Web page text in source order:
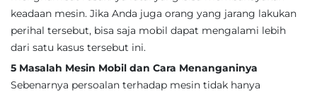
keadaan mesin. Jika Anda juga orang yang jarang lakukan
perihal tersebut, bisa saja mobil dapat mengalami lebih
dari satu kasus tersebut ini.
5 Masalah Mesin Mobil dan Cara Menanganinya
Sebenarnya persoalan terhadap mesin tidak hanya